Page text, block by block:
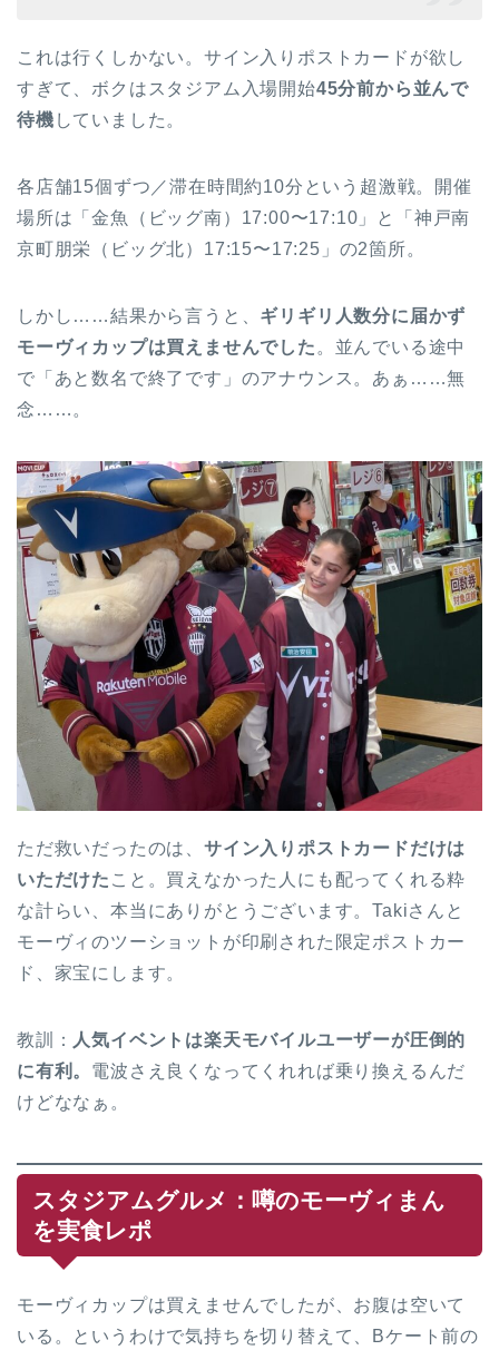
これは行くしかない。サイン入りポストカードが欲し
すぎて、ボクはスタジアム入場開始45分前から並んで
待機 していました。
各店舗15個ずつ／滞在時間約10分という超激戦。開催
場所は「金魚（ビッグ南）17:00〜17:10」と「神戸南
京町朋栄（ビッグ北）17:15〜17:25」の2箇所。
しかし……結果から言うと、 ギリギリ人数分に届かず
モーヴィカップは買えませんでした 。並んでいる途中
で「あと数名で終了です」のアナウンス。あぁ……無
念……。
ただ救いだったのは、 サイン入りポストカードだけは
いただけた こと。買えなかった人にも配ってくれる粋
な計らい、本当にありがとうございます。Takiさんと
モーヴィのツーショットが印刷された限定ポストカー
ド、家宝にします。
教訓： 人気イベントは楽天モバイルユーザーが圧倒的
に有利。 電波さえ良くなってくれれば乗り換えるんだ
けどななぁ。
スタジアムグルメ：噂のモーヴィまん
を実食レポ
モーヴィカップは買えませんでしたが、お腹は空いて
いる。というわけで気持ちを切り替えて、Bケート前の